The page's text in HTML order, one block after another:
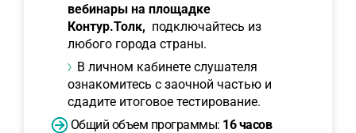
вебинары на площадке
Контур.Толк, подключайтесь из
любого города страны.
В личном кабинете слушателя
ознакомитесь с заочной частью и
сдадите итоговое тестирование.
Общий объем программы: 16 часов